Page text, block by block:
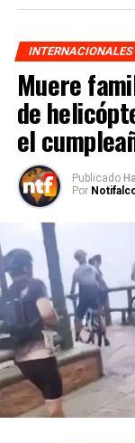
INTERNACIONALES
Muere
de
el
Publicado
Por